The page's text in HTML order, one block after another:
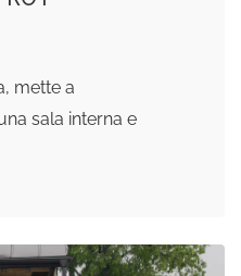
mette a
sala interna e